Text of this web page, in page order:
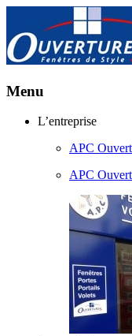
Menu
Aller
L’entreprise
APC
APC